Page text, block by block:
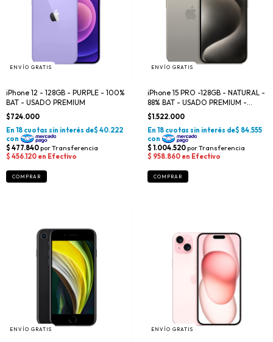
ENVÍO GRATIS
iPhone 12 - 128GB - PURPLE - 100%
BAT - USADO PREMIUM
$724.000
ENVÍO GRATIS
iPhone 15 PRO -128GB - NATURAL -
88% BAT - USADO PREMIUM -
OFERTA DEL DÍA
$1.522.000
ENVÍO GRATIS ENVÍO GRATIS